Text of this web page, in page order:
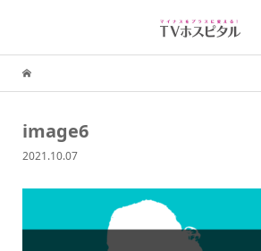
image6
2021.10.07